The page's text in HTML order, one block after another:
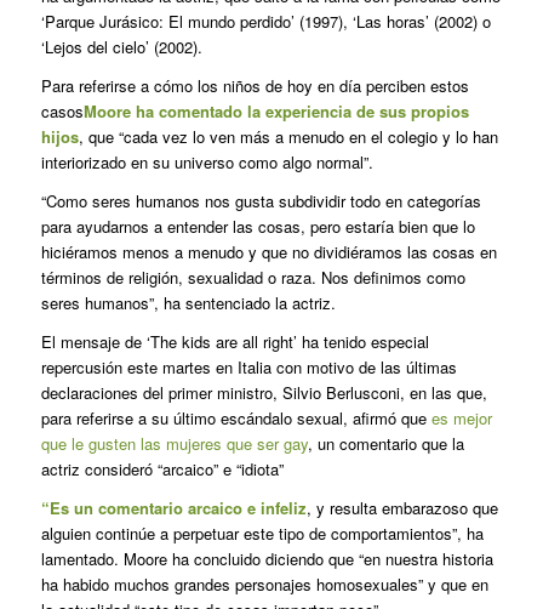
‘Parque Jurásico: El mundo perdido’ (1997), ‘Las horas’ (2002) o
‘Lejos del cielo’ (2002).
Para referirse a cómo los niños de hoy en día perciben estos
casosMoore ha comentado la experiencia de sus propios
hijos, que “cada vez lo ven más a menudo en el colegio y lo han
interiorizado en su universo como algo normal”.
“Como seres humanos nos gusta subdividir todo en categorías
para ayudarnos a entender las cosas, pero estaría bien que lo
hiciéramos menos a menudo y que no dividiéramos las cosas en
términos de religión, sexualidad o raza. Nos definimos como
seres humanos”, ha sentenciado la actriz.
El mensaje de ‘The kids are all right’ ha tenido especial
repercusión este martes en Italia con motivo de las últimas
declaraciones del primer ministro, Silvio Berlusconi, en las que,
para referirse a su último escándalo sexual, afirmó que es mejor
que le gusten las mujeres que ser gay, un comentario que la
actriz consideró “arcaico” e “idiota”
“Es un comentario arcaico e infeliz, y resulta embarazoso que
alguien continúe a perpetuar este tipo de comportamientos”, ha
lamentado. Moore ha concluido diciendo que “en nuestra historia
ha habido muchos grandes personajes homosexuales” y que en